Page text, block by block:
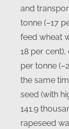
and
tonne (–17
feed wheat
18 per
per tonne
the same
seed (with
141.9
rapeseed